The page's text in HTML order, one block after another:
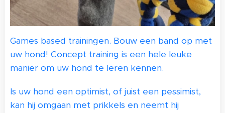
Games based trainingen. Bouw een band op met
uw hond! Concept training is een hele leuke
manier om uw hond te leren kennen.
Is uw hond een optimist, of juist een pessimist,
kan hij omgaan met prikkels en neemt hij